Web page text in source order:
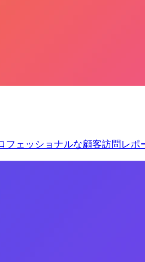
ェッショナルな顧客訪問レポ